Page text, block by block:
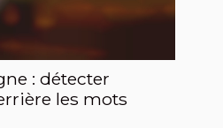
: détecter
les mots